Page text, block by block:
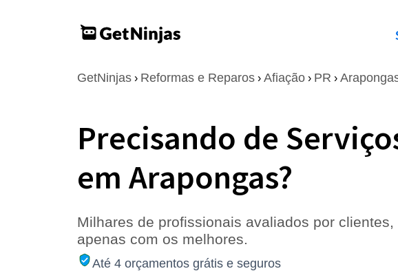
GetNinjas › Reformas e Reparos › Afiação › PR ›
Precisando de
em Arapongas?
Milhares de profissionais avaliados por
apenas com os melhores.
Até 4 orçamentos grátis e seguros